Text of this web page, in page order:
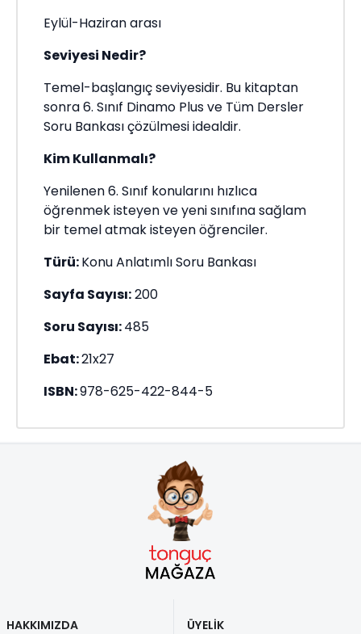
Eylül-Haziran arası
Seviyesi Nedir?
Temel-başlangıç seviyesidir. Bu kitaptan
sonra 6. Sınıf Dinamo Plus ve Tüm Dersler
Soru Bankası çözülmesi idealdir.
Kim Kullanmalı?
Yenilenen 6. Sınıf konularını hızlıca
öğrenmek isteyen ve yeni sınıfına sağlam
bir temel atmak isteyen öğrenciler.
Türü:Konu Anlatımlı Soru Bankası
Sayfa Sayısı:200
Soru Sayısı:485
Ebat:21x27
ISBN:978-625-422-844-5
HAKKIMIZDA ÜYELİK